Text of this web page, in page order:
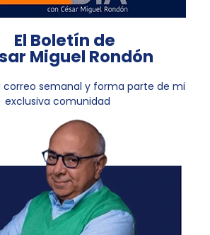
El Boletín de
Miguel Rondón
semanal y forma parte de mi
exclusiva comunidad